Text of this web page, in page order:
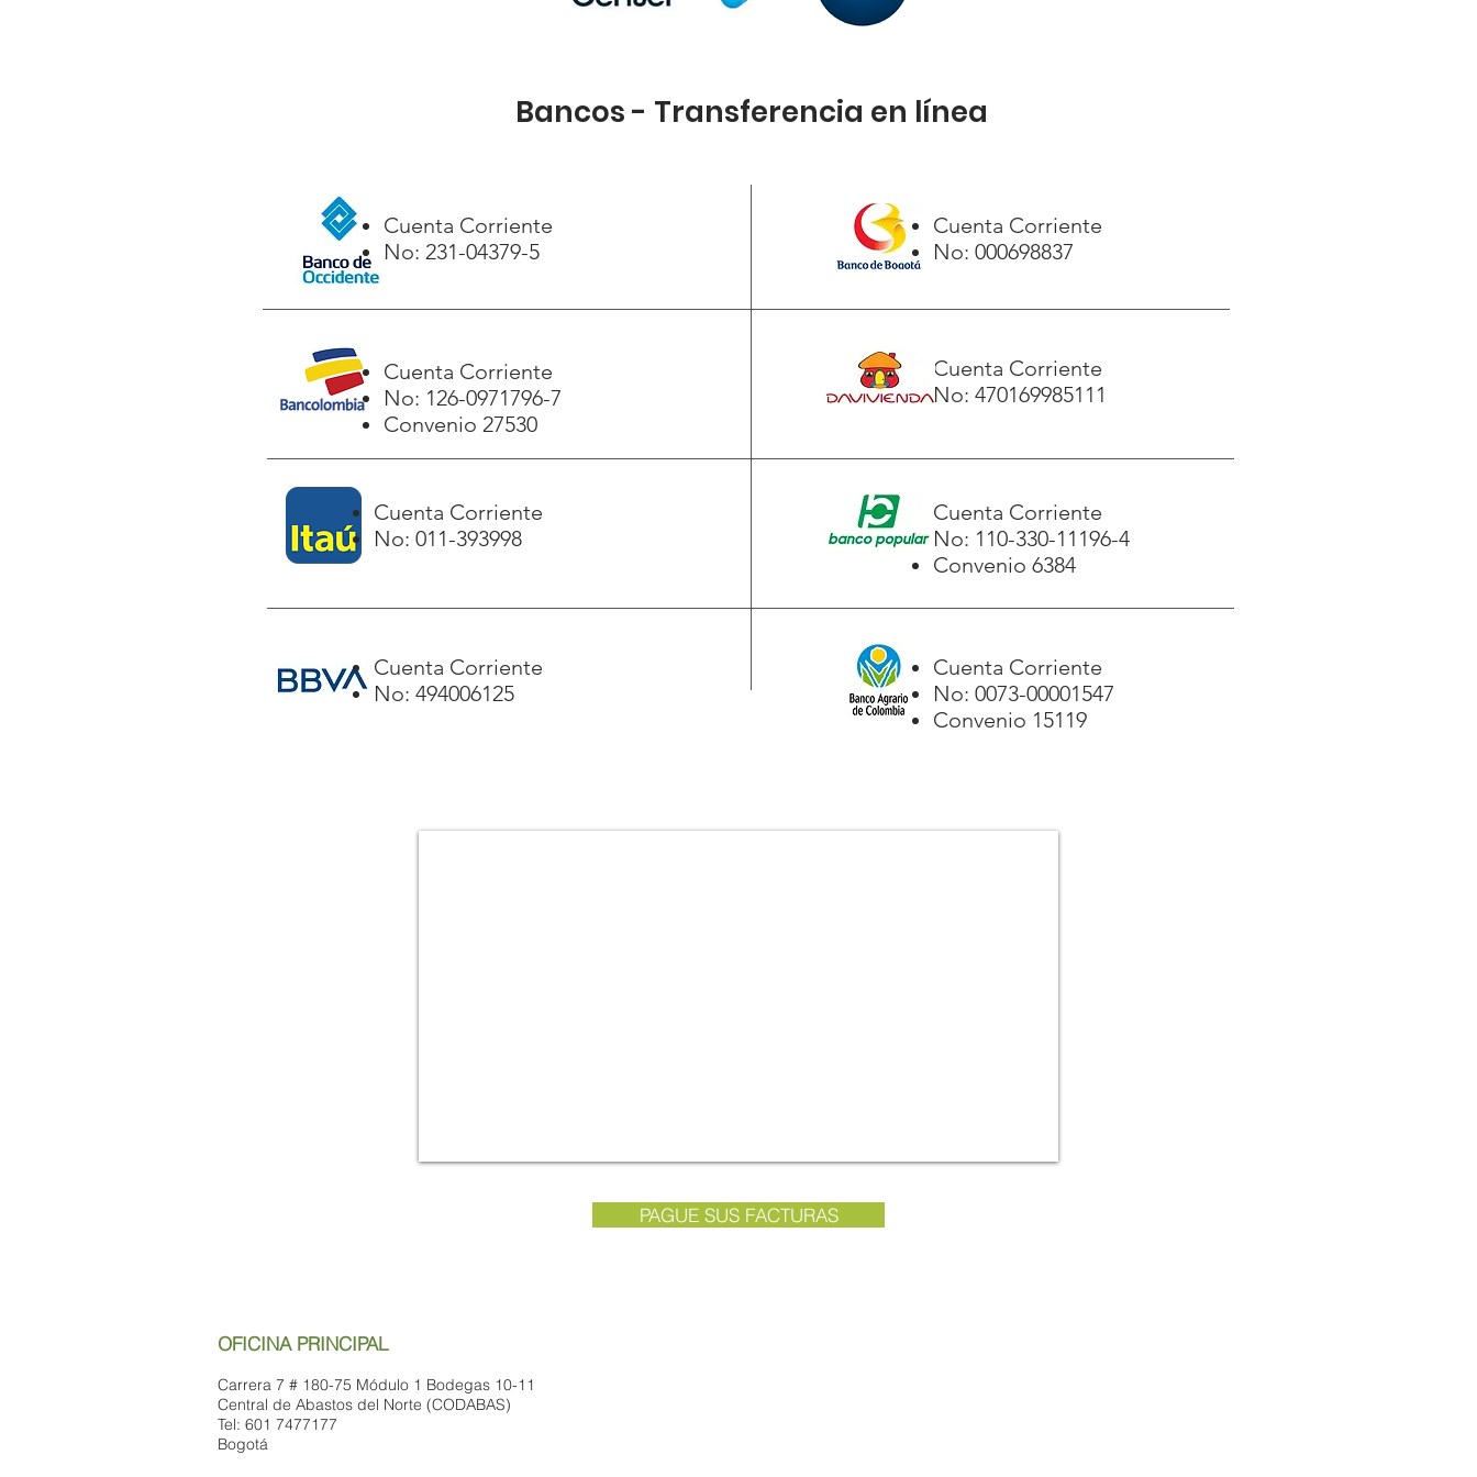
Bancos - Transferencia en línea
Cuenta Corriente
No: 231-04379-5
Cuenta Corriente
No: 126-0971796-7
Convenio 27530
Cuenta Corriente
No: 011-393998
Cuenta Corriente
No: 494006125
Cuenta Corriente
No: 000698837
Cuenta Corriente
No: 470169985111
Cuenta Corriente
No: 110-330-11196-4
Convenio 6384
Cuenta Corriente
No: 0073-00001547
Convenio 15119
PAGUE SUS FACTURAS
OFICINA PRINCIPAL
Carrera 7 # 180-75 Módulo 1 Bodegas 10-11
Central de Abastos del Norte (CODABAS)
Tel: 601 7477177
Bogotá